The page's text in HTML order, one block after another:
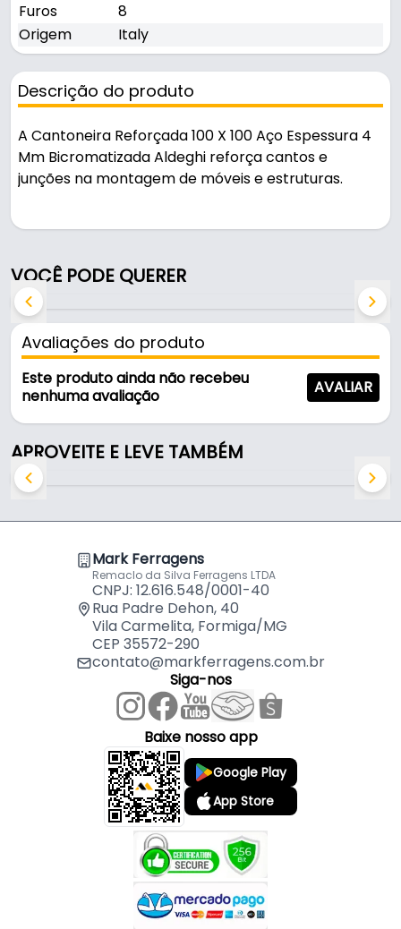
Furos
8
Origem
Italy
Descrição do produto
A Cantoneira Reforçada 100 X 100 Aço Espessura 4
Mm Bicromatizada Aldeghi reforça cantos e
junções na montagem de móveis e estruturas.
na cor zincado amarelo, é resistente e durável no
uso diário.
Características:
- Marca: Aldeghi
- Modelo: 768AT10
- Cor: Zincado Amarelo
- Uso: Conexão Madeira em Geral
- Aço: 1020
- Medida: 100x100x20mm
- Origem: Italy
Indicado para:
- Conexão Madeira em Geral
VOCÊ PODE QUERER
Avaliações do produto
Este produto ainda não recebeu
nenhuma avaliação
AVALIAR
APROVEITE E LEVE TAMBÉM
Mark Ferragens
Remaclo da Silva Ferragens LTDA
CNPJ: 12.616.548/0001-40
Rua Padre Dehon, 40
Vila Carmelita, Formiga/MG
CEP 35572-290
contato@markferragens.com.br
Siga-nos
Baixe nosso app
Google Play
App Store